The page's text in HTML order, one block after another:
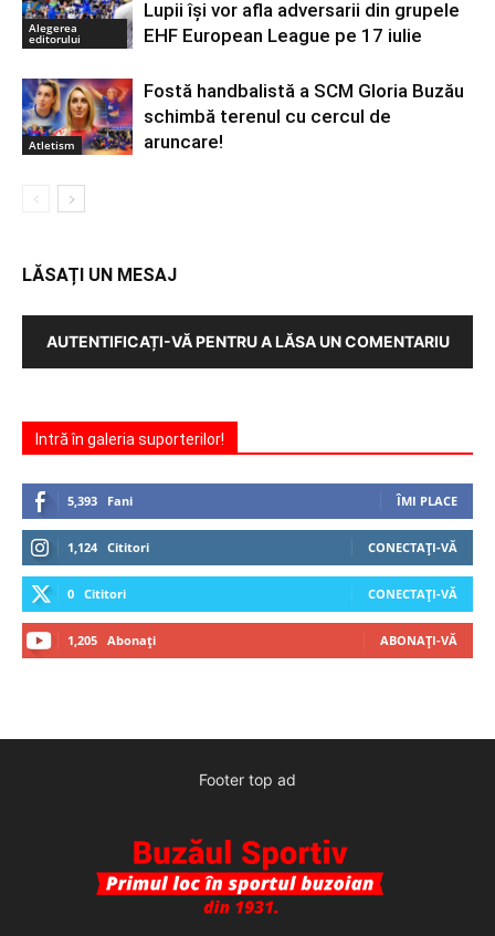
Alegerea
editorului
Lupii își vor afla adversarii din grupele
EHF European League pe 17 iulie
Atletism
Fostă handbalistă a SCM Gloria Buzău
schimbă terenul cu cercul de
aruncare!
LĂSAȚI UN MESAJ
AUTENTIFICAȚI-VĂ PENTRU A LĂSA UN COMENTARIU
Intră în galeria suporterilor!
5,393 Fani ÎMI PLACE
1,124 Cititori CONECTAȚI-VĂ
0 Cititori CONECTAȚI-VĂ
1,205 Abonați ABONAȚI-VĂ
Footer top ad